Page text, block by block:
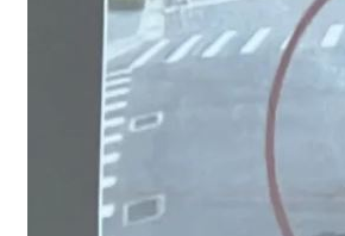
！車卡匝道…駕駛受困、昏迷 06:39
報開轟 白海豚減慢、雨炸3天 06:38
故！2車碰撞「撇頭」3人送醫
盤彈285點 台股拚延續反彈